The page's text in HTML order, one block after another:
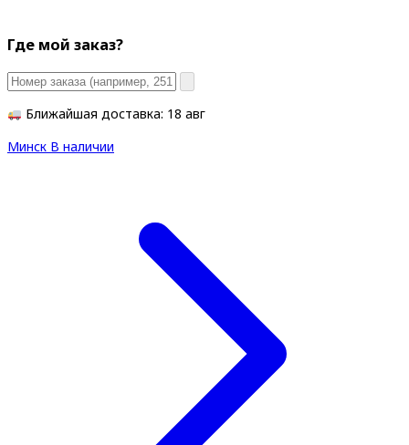
Где мой заказ?
Ближайшая доставка: 18 авг
Минск В наличии